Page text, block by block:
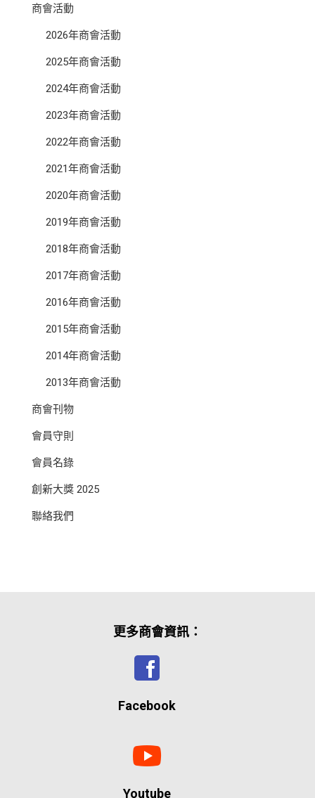
商會活動
2026年商會活動
2025年商會活動
2024年商會活動
2023年商會活動
2022年商會活動
2021年商會活動
2020年商會活動
2019年商會活動
2018年商會活動
2017年商會活動
2016年商會活動
2015年商會活動
2014年商會活動
2013年商會活動
商會刊物
會員守則
會員名錄
創新大獎 2025
聯絡我們
更多商會資訊：
Facebook
Youtube